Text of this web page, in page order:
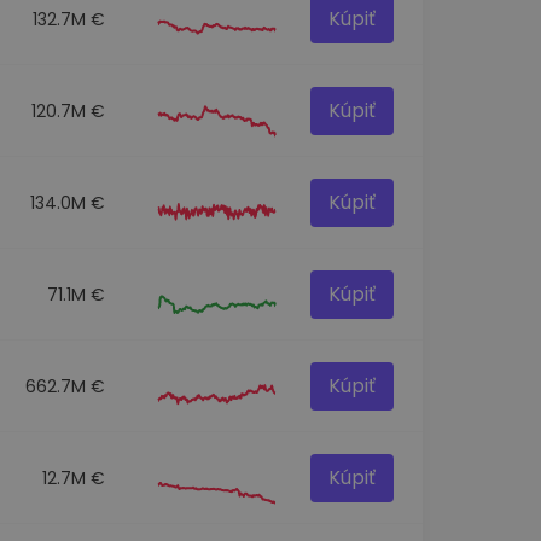
132.7M € Kúpiť
120.7M € Kúpiť
134.0M € Kúpiť
71.1M € Kúpiť
662.7M € Kúpiť
12.7M € Kúpiť